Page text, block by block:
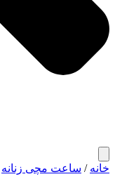
خانه / ساعت مچی زنانه